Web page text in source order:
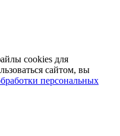
cookies для
сайтом, вы
персональных